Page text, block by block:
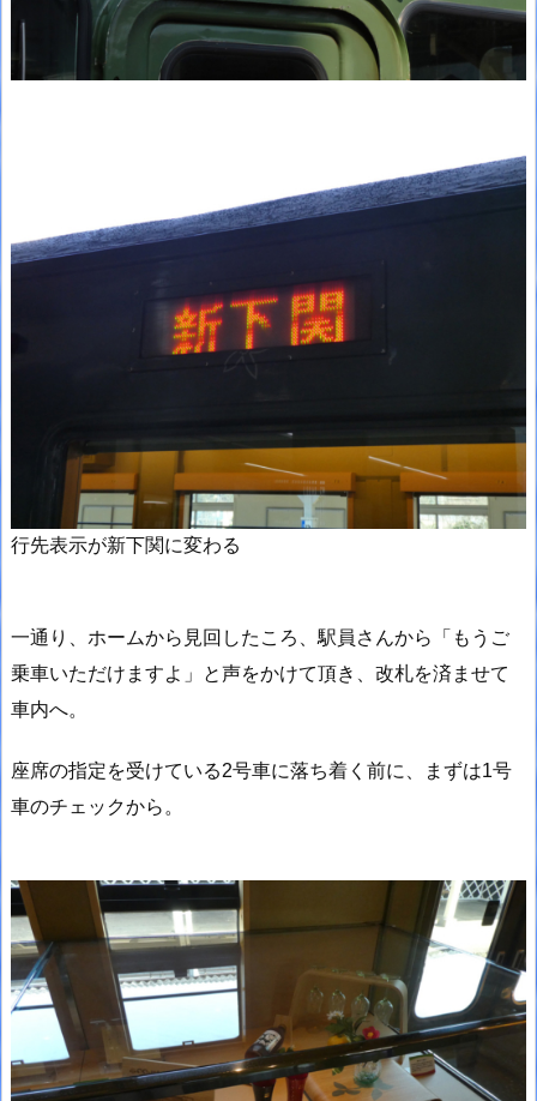
行先表示が新下関に変わる
一通り、ホームから見回したころ、駅員さんから「もうご
乗車いただけますよ」と声をかけて頂き、改札を済ませて
車内へ。
座席の指定を受けている2号車に落ち着く前に、まずは1号
車のチェックから。